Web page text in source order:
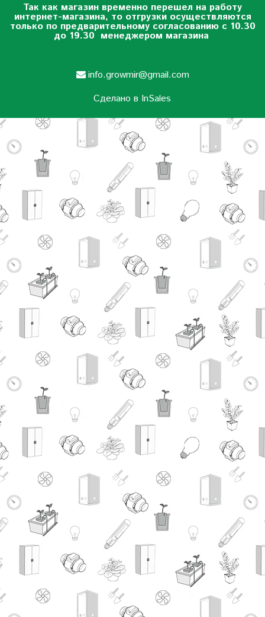
Так как магазин временно перешел на работу
интернет-магазина, то отгрузки осуществляются
только по предварительному согласованию с 10.30
до 19.30 менеджером магазина
info.growmir@gmail.com
Сделано в InSales